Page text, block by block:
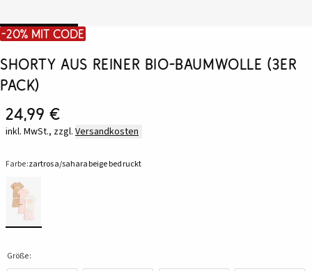
-20% mit Code
Shorty aus reiner Bio-Baumwolle (3er
Pack)
24,99 €
inkl. MwSt., zzgl. Versandkosten
Farbe:zartrosa/saharabeige bedruckt
Größe: